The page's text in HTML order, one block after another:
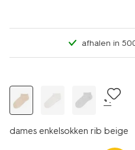
afhalen in
+1
dames enkelsokken rib beige